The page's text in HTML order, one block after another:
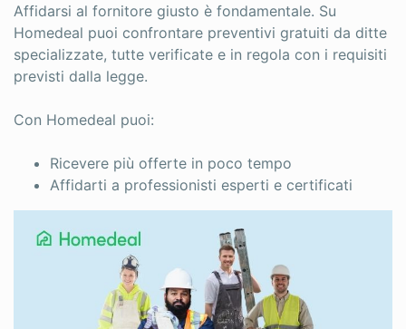
Affidarsi al fornitore giusto è fondamentale. Su
Homedeal puoi confrontare preventivi gratuiti da ditte
specializzate, tutte verificate e in regola con i requisiti
previsti dalla legge.
Con Homedeal puoi:
Ricevere più offerte in poco tempo
Affidarti a professionisti esperti e certificati